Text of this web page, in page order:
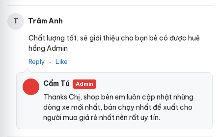
T
Trâm Anh
Chất lượng tốt, sẽ giới thiệu cho bạn bè có được huê
hồng Admin
Reply ● Like
Cẩm Tú Admin
Thanks Chị, shop bên em luôn cập nhật những
dòng xe mới nhất, bán chạy nhất đề xuất cho
người mua giá rẻ nhất nên rất uy tín.